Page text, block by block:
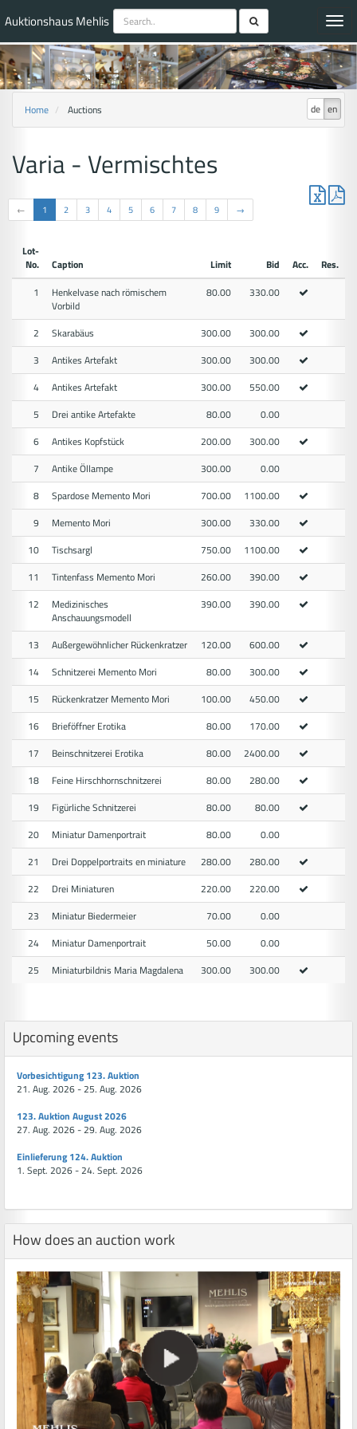
Auktionshaus Mehlis
de en
Home Auctions
Varia - Vermischtes
← 1 2 3 4 5 6 7 8 9 →
Lot-
No.
Caption Limit Bid Acc.
Res.
1
Henkelvase nach römischem
Vorbild
80.00 330.00
2 Skarabäus 300.00
300.00
3
Antikes Artefakt 300.00
300.00
4
Antikes Artefakt 300.00
550.00
5
Drei antike Artefakte 80.00
0.00
6
Antikes Kopfstück 200.00
300.00
7
Antike Öllampe 300.00
0.00
8
Spardose Memento Mori 700.00
1100.00
9
Memento Mori 300.00
330.00
10
Tischsargl 750.00
1100.00
11
Tintenfass Memento Mori 260.00
390.00
12
Medizinisches
Anschauungsmodell
390.00 390.00
13 Außergewöhnlicher Rückenkratzer 120.00
600.00
14
Schnitzerei Memento Mori 80.00
300.00
15
Rückenkratzer Memento Mori 100.00
450.00
16
Brieföffner Erotika 80.00
170.00
17
Beinschnitzerei Erotika 80.00
2400.00
18
Feine Hirschhornschnitzerei 80.00
280.00
19
Figürliche Schnitzerei 80.00
80.00
20
Miniatur Damenportrait 80.00
0.00
21
Drei Doppelportraits en miniature 280.00
280.00
22
Drei Miniaturen 220.00
220.00
23
Miniatur Biedermeier 70.00
0.00
24
Miniatur Damenportrait 50.00
0.00
25
Miniaturbildnis Maria Magdalena 300.00 300.00
Upcoming events
Vorbesichtigung 123. Auktion
21. Aug. 2026 - 25. Aug. 2026
123. Auktion August 2026
27. Aug. 2026 - 29. Aug. 2026
Einlieferung 124. Auktion
1. Sept. 2026 - 24. Sept. 2026
How does an auction work